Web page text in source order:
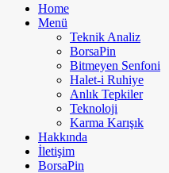
Home
Menü
Teknik Analiz
BorsaPin
Bitmeyen Senfoni
Halet-i Ruhiye
Anlık Tepkiler
Teknoloji
Karma Karışık
Hakkında
İletişim
BorsaPin